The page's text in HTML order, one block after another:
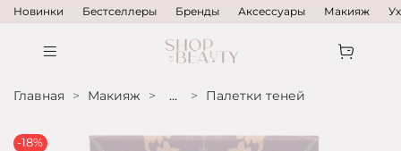
Новинки Бестселлеры Бренды Аксессуары Макияж
Главная Макияж ... Палетки теней
-18%